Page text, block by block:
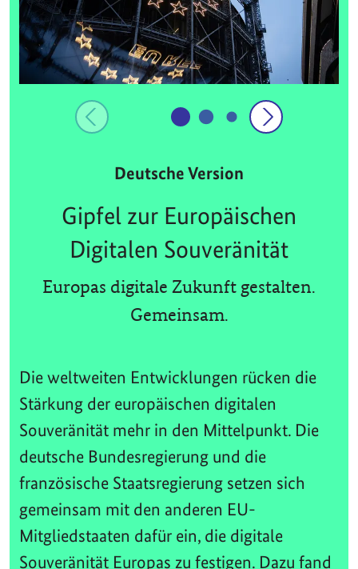
Deutsche Version
Gipfel zur Europäischen
Digitalen Souveränität
Europas digitale Zukunft gestalten.
Gemeinsam.
Die weltweiten Entwicklungen rücken die
Stärkung der europäischen digitalen
Souveränität mehr in den Mittelpunkt. Die
deutsche Bundesregierung und die
französische Staatsregierung setzen sich
gemeinsam mit den anderen EU-
Mitgliedstaaten dafür ein, die digitale
Souveränität Europas zu festigen. Dazu fand